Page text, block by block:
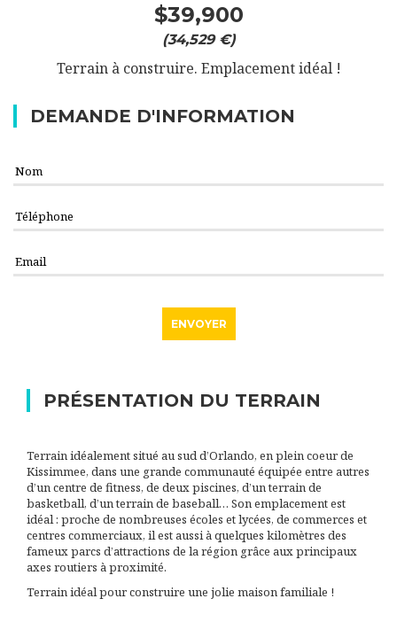
$39,900
(34,529 €)
Terrain à construire. Emplacement idéal !
DEMANDE D'INFORMATION
PRÉSENTATION DU TERRAIN
Terrain idéalement situé au sud d’Orlando, en plein coeur de
Kissimmee, dans une grande communauté équipée entre autres
d’un centre de fitness, de deux piscines, d’un terrain de
basketball, d’un terrain de baseball… Son emplacement est
idéal : proche de nombreuses écoles et lycées, de commerces et
centres commerciaux, il est aussi à quelques kilomètres des
fameux parcs d’attractions de la région grâce aux principaux
axes routiers à proximité.
Terrain idéal pour construire une jolie maison familiale !